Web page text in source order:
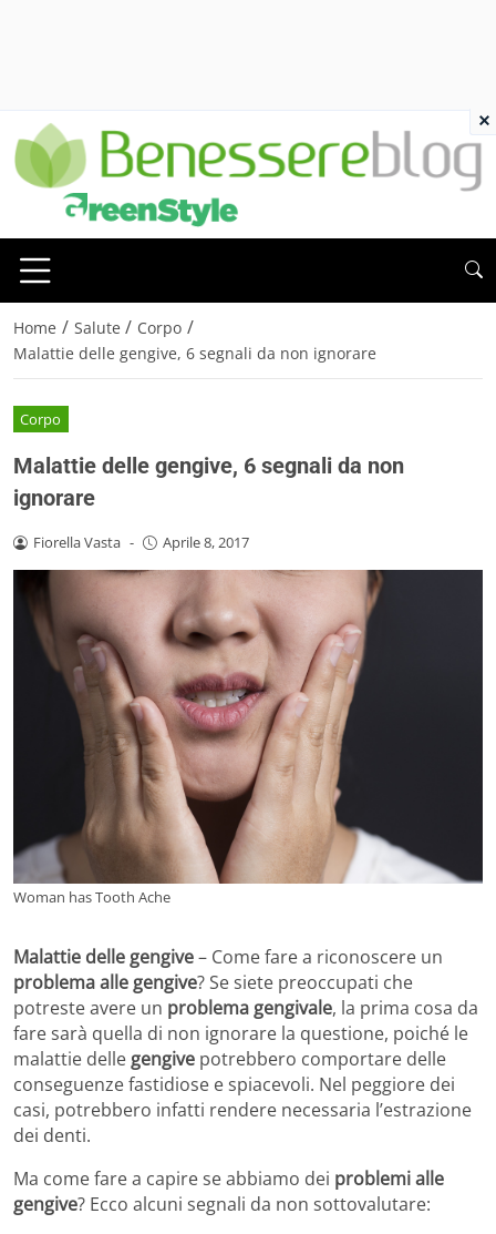
Home / Salute / Corpo /
Malattie delle gengive, 6 segnali da non ignorare
Corpo
Malattie delle gengive, 6 segnali da non
ignorare
Fiorella Vasta - Aprile 8, 2017
Woman has Tooth Ache
Malattie delle gengive– Come fare a riconoscere un
problema alle gengive? Se siete preoccupati che
potreste avere un problema gengivale, la prima cosa da
fare sarà quella di non ignorare la questione, poiché le
malattie delle gengive potrebbero comportare delle
conseguenze fastidiose e spiacevoli. Nel peggiore dei
casi, potrebbero infatti rendere necessaria l’estrazione
dei denti.
Ma come fare a capire se abbiamo dei problemi alle
gengive? Ecco alcuni segnali da non sottovalutare:
×